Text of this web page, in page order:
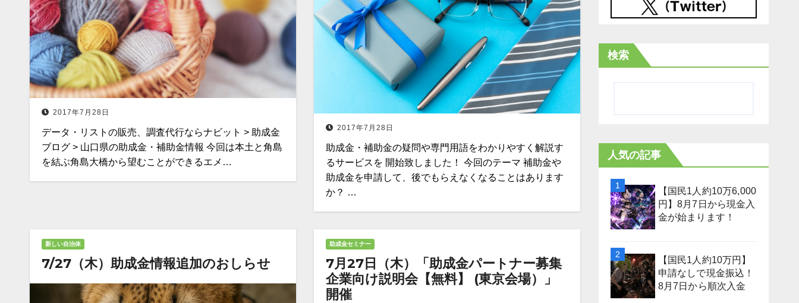
2017年7月28日
データ・リストの販売、調査代行ならナビット > 助成金
ブログ > 山口県の助成金・補助金情報 今回は本土と角島
を結ぶ角島大橋から望むことができるエメ…
2017年7月28日
助成金・補助金の疑問や専門用語をわかりやすく解説す
るサービスを 開始致しました！ 今回のテーマ 補助金や
助成金を申請して、後でもらえなくなることはあります
か？ …
新しい自治体
7/27（木）助成金情報追加のおしらせ
助成金セミナー
7月27日（木）「助成金パートナー募集
企業向け説明会【無料】 (東京会場）」
開催
検索
人気の記事
【国民1人約10万6,000
円】8月7日から現金入
金が始まります！
【国民1人約10万円】
申請なしで現金振込！
8月7日から順次入金